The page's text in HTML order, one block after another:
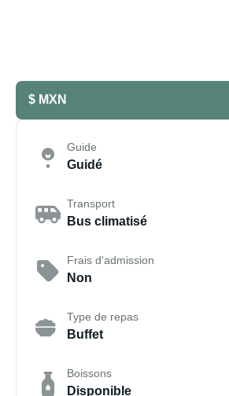
$ MXN
Guide
Guidé
Transport
Bus climatisé
Frais d'admission
Non
Type de repas
Buffet
Boissons
Disponible